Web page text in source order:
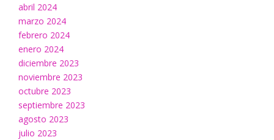
abril 2024
marzo 2024
febrero 2024
enero 2024
diciembre 2023
noviembre 2023
octubre 2023
septiembre 2023
agosto 2023
julio 2023